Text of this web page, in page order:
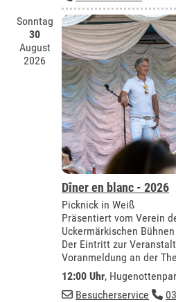
Sonntag
30
August
2026
Dîner en blanc - 2026
Picknick in Weiß
Präsentiert vom Verein
Uckermärkischen
Der Eintritt zur
Voranmeldung an der
12:00 Uhr,
Besucherservice